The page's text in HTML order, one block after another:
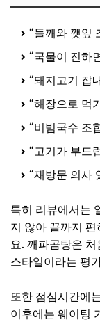
“들깨와 깻잎
“국물이 진하
“돼지고기 잡
“해장으로 먹
“비빔국수 조
“고기가 부드
“재방문 의사
특히 리뷰에서는
지 않아 끝까지
요. 깨파곰탕은
스타일이라는 평
또한 점심시간에
이후에는 웨이팅